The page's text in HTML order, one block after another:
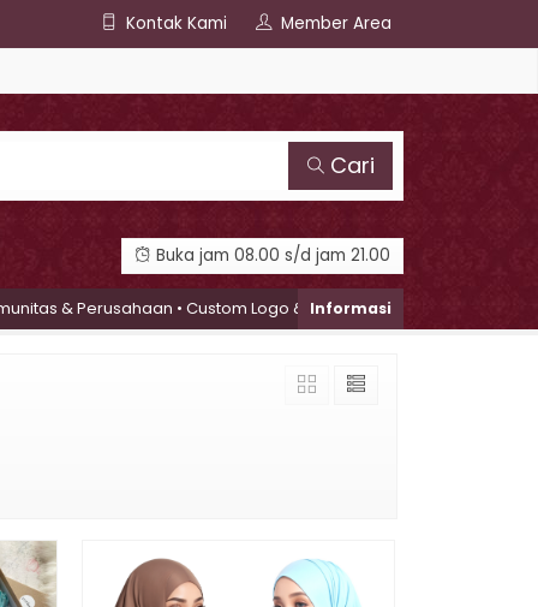
Kontak Kami Member Area
Cari
Buka jam 08.00 s/d jam 21.00
& Perusahaan • Custom Logo & Label Brand • Konsultasi Gratis